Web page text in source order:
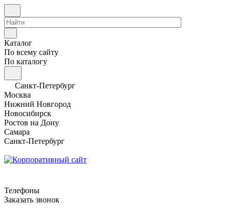
Каталог
По всему сайту
По каталогу
Санкт-Петербург
Москва
Нижний Новгород
Новосибирск
Ростов на Дону
Самара
Санкт-Петербург
Телефоны
Заказать звонок